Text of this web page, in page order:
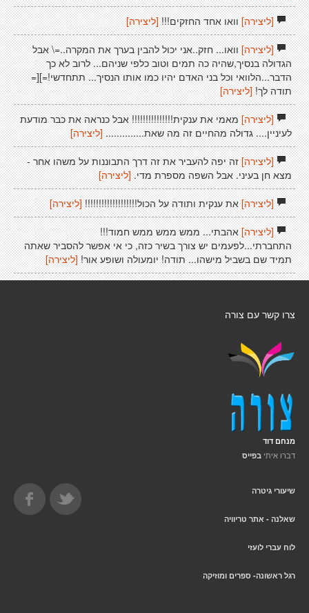
[ליצירה]וואו אחד החזקים!!! [ליצירה]
[ליצירה]וואו... חזק..אני יכול להבין בערך את המקרה..=\ אבל
הגדולה בנסיך,שהיה כה תמים וטוב כלפי שניהם... לרוב לא כך
הדבר...הלוואי וכל בני האדם יהיו כמו אותו הנסיך... תתחדשי!=][=
תודה לך![ליצירה]
[ליצירה]מאמי את ענקית!!!!!!!!!!!!!!! אבל כנראה את כבר מודעת
לעיניין.... גדולה מהחיים זה מה שאת.............. [ליצירה]
[ליצירה]זה יפה להעביר את זה דרך התבוננות על משהו אחר -
מצא חן בעיני. אבל השפה מספרת מדי.[ליצירה]
[ליצירה]את ענקית ותודה על הכול!!!!!!!!!!!!!!!!!!![ליצירה]
[ליצירה]אהבתי... ממש ממש ממש חמוד!!!
התחברתי...לפעמים יש צורך בשיר כזה, כי אי אפשר להסביר שאתה
תמיד שם בשביל מישהו... תודה! יומעולה ושופע אור! [ליצירה]
צרו קשר עם צורה
מנחם דוד
דברו איתי בפייס
שיעורי גיטרה
שאלנה - אתר טריוויה
לוח עברי לועזי
רגל ראשונה- ספרים ומוזיקה